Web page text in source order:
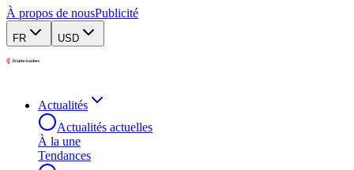
À propos de nousPublicité
FR USD
Actualités
Actualités actuelles
À la une
Tendances